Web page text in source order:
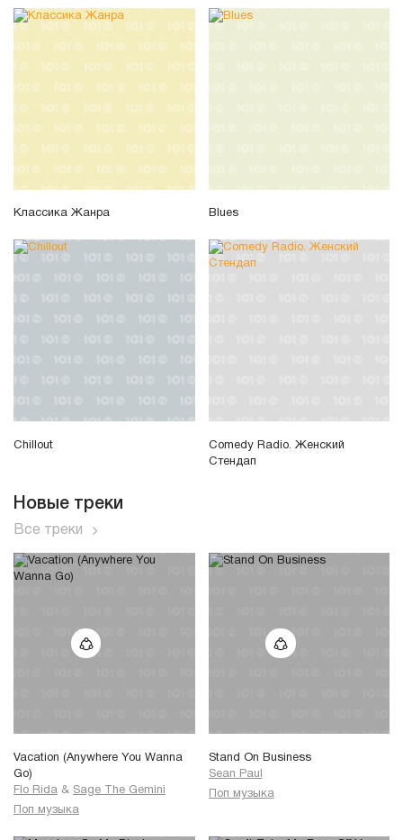
Классика Жанра Blues
Chillout
Comedy Radio. Женский
Стендап
Новые треки
Все треки
Vacation (Anywhere You Wanna
Go)
Flo Rida & Sage The Gemini
Поп музыка
Stand On Business
Sean Paul
Поп музыка